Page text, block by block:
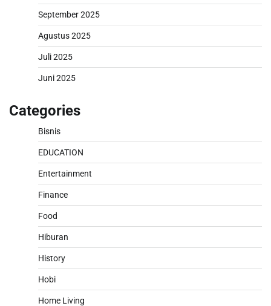
September 2025
Agustus 2025
Juli 2025
Juni 2025
Categories
Bisnis
EDUCATION
Entertainment
Finance
Food
Hiburan
History
Hobi
Home Living